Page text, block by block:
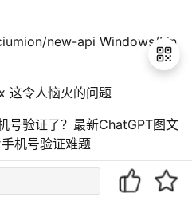
new-api Windows/Lin
这令人恼火的问题
号验证了？最新ChatGPT图文
机号验证难题